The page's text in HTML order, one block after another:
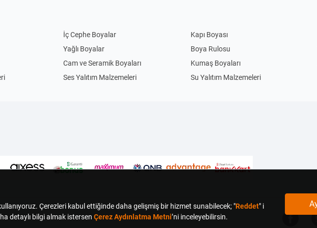
İç Cephe Boyalar Kapı Boyası
Yağlı Boyalar Boya Rulosu
Cam ve Seramik Boyaları Kumaş Boyaları
Ses Yalıtım Malzemeleri Su Yalıtım Malzemeleri
Kamp Sandalyesi Sinek Kovucular
Elbise ve Aksesuar Askıları Kapı Arkası Askıları
Oyuncak Kutuları Saklama Kutusu